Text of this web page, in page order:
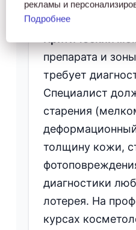
естественный и
Критический
препарата и
требует
Специалист
старения
толщину кожи,
диагностики
лотерея. На
курсах
рекламы и
Подробнее